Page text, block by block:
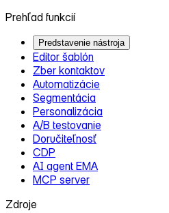
Prehľad funkcií
Predstavenie nástroja
Editor šablón
Zber kontaktov
Automatizácie
Segmentácia
Personalizácia
A/B testovanie
Doručiteľnosť
CDP
AI agent EMA
MCP server
Zdroje